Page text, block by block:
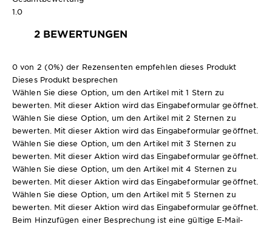
1.0
2 BEWERTUNGEN
0 von 2 (0%) der Rezensenten empfehlen dieses Produkt
Dieses Produkt besprechen
Wählen Sie diese Option, um den Artikel mit 1 Stern zu
bewerten. Mit dieser Aktion wird das Eingabeformular geöffnet.
Wählen Sie diese Option, um den Artikel mit 2 Sternen zu
bewerten. Mit dieser Aktion wird das Eingabeformular geöffnet.
Wählen Sie diese Option, um den Artikel mit 3 Sternen zu
bewerten. Mit dieser Aktion wird das Eingabeformular geöffnet.
Wählen Sie diese Option, um den Artikel mit 4 Sternen zu
bewerten. Mit dieser Aktion wird das Eingabeformular geöffnet.
Wählen Sie diese Option, um den Artikel mit 5 Sternen zu
bewerten. Mit dieser Aktion wird das Eingabeformular geöffnet.
Beim Hinzufügen einer Besprechung ist eine gültige E-Mail-